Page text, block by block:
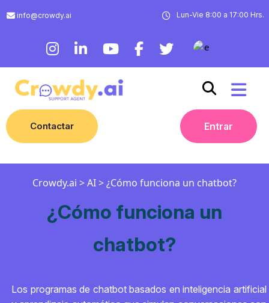
info@crowdy.ai Lun-Vie 8:00 a 17:00 Hrs.
Contactar Entrar
Crowdy.ai >AI>¿Cómo funciona un chatbot?
¿Cómo funciona un
chatbot?
Los programas de chatbot basados en inteligencia artificial